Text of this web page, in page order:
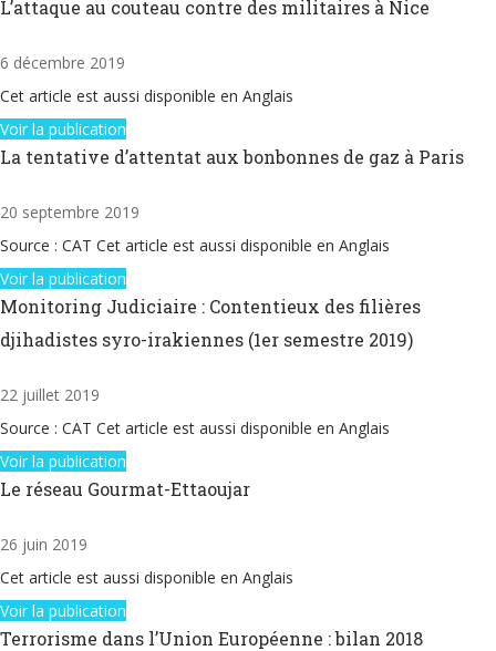
L’attaque au couteau contre des militaires à Nice
6 décembre 2019
Cet article est aussi disponible en Anglais
Voir la publication
La tentative d’attentat aux bonbonnes de gaz à Paris
20 septembre 2019
Source : CAT Cet article est aussi disponible en Anglais
Voir la publication
Monitoring Judiciaire : Contentieux des filières
djihadistes syro-irakiennes (1er semestre 2019)
22 juillet 2019
Source : CAT Cet article est aussi disponible en Anglais
Voir la publication
Le réseau Gourmat-Ettaoujar
26 juin 2019
Cet article est aussi disponible en Anglais
Voir la publication
Terrorisme dans l’Union Européenne : bilan 2018